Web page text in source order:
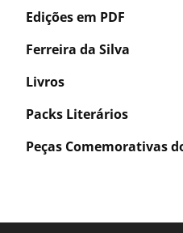
Edições em PDF
Ferreira da Silva
Livros
Packs Literários
Peças Comemorativas